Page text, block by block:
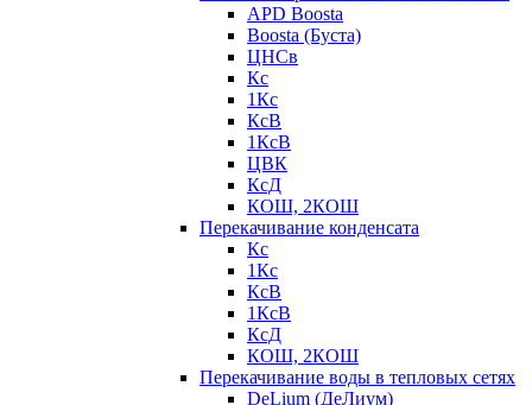
APD Boosta
Boosta (Буста)
ЦНСв
Кс
1Кс
КсВ
1КсВ
ЦВК
КсД
КОШ, 2КОШ
Перекачивание конденсата
Кс
1Кс
КсВ
1КсВ
КсД
КОШ, 2КОШ
Перекачивание воды в тепловых сетях
DeLium (ДеЛиум)